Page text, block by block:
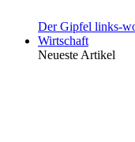
Der Gipfel links-
Wirtschaft
Neueste Artikel